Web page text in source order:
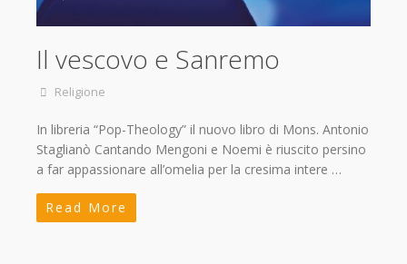
Il vescovo e Sanremo
Religione
In libreria “Pop-Theology” il nuovo libro di Mons. Antonio
Staglianò Cantando Mengoni e Noemi è riuscito persino
a far appassionare all’omelia per la cresima intere …
Read More